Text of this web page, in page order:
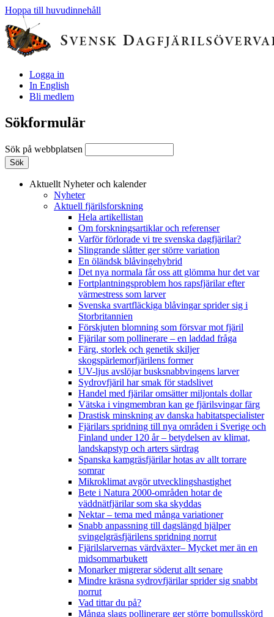
Hoppa till huvudinnehåll
Logga in
In English
Bli medlem
Sökformulär
Sök på webbplatsen
Aktuellt Nyheter och kalender
Nyheter
Aktuell fjärilsforskning
Hela artikellistan
Om forskningsartiklar och referenser
Varför förlorade vi tre svenska dagfjärilar?
Slingrande slåtter ger större variation
En öländsk blåvingehybrid
Det nya normala får oss att glömma hur det var
Fortplantningsproblem hos rapsfjärilar efter
värmestress som larver
Svenska svartfläckiga blåvingar sprider sig i
Storbritannien
Förskjuten blomning som försvar mot fjäril
Fjärilar som pollinerare – en laddad fråga
Färg, storlek och genetik skiljer
skogspärlemorfjärilens former
UV-ljus avslöjar busksnabbvingens larver
Sydrovfjäril har smak för stadslivet
Handel med fjärilar omsätter miljontals dollar
Vätska i vingmembran kan ge fjärilsvingar färg
Drastisk minskning av danska habitatspecialister
Fjärilars spridning till nya områden i Sverige och
Finland under 120 år– betydelsen av klimat,
landskapstyp och arters särdrag
Spanska kamgräsfjärilar hotas av allt torrare
somrar
Mikroklimat avgör utvecklingshastighet
Bete i Natura 2000-områden hotar de
väddnätfjärilar som ska skyddas
Nektar – tema med många variationer
Snabb anpassning till dagslängd hjälper
svingelgräsfjärilens spridning norrut
Fjärilslarvernas värdväxter– Mycket mer än en
midsommarbukett
Monarker migrerar söderut allt senare
Mindre kräsna sydrovfjärilar sprider sig snabbt
norrut
Vad tittar du på?
Många slags pollinerare ger större bomullsskörd